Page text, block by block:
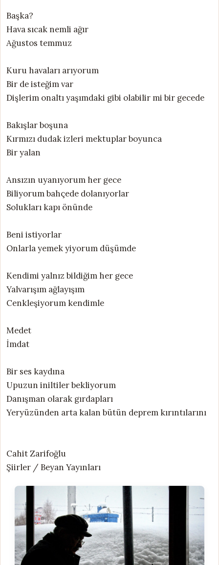
Başka?
Hava sıcak nemli ağır
Ağustos temmuz
Kuru havaları arıyorum
Bir de isteğim var
Dişlerim onaltı yaşımdaki gibi olabilir mi bir gecede
Bakışlar boşuna
Kırmızı dudak izleri mektuplar boyunca
Bir yalan
Ansızın uyanıyorum her gece
Biliyorum bahçede dolanıyorlar
Solukları kapı önünde
Beni istiyorlar
Onlarla yemek yiyorum düşümde
Kendimi yalnız bildiğim her gece
Yalvarışım ağlayışım
Cenkleşiyorum kendimle
Medet
İmdat
Bir ses kaydına
Upuzun iniltiler bekliyorum
Danışman olarak gırdapları
Yeryüzünden arta kalan bütün deprem kırıntılarını
Cahit Zarifoğlu
Şiirler / Beyan Yayınları